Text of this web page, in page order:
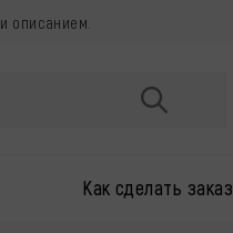
описанием.
Как сделать заказ